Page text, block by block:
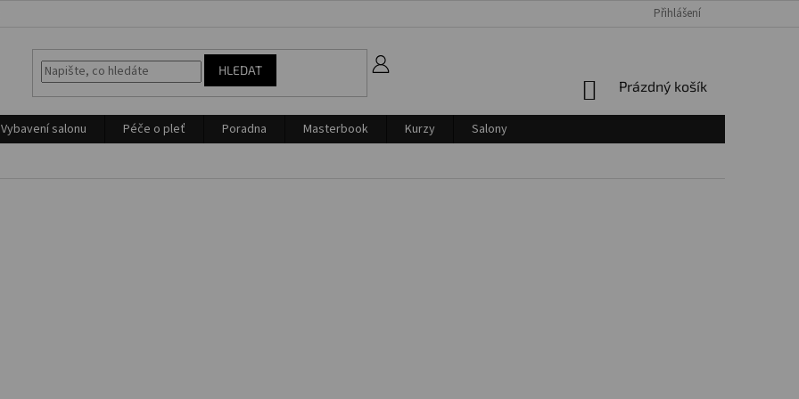
Přihlášení
HLEDAT
NÁKUPNÍ
Prázdný košík
Vybavení salonu Péče o pleť Poradna Masterbook Kurzy
Salony